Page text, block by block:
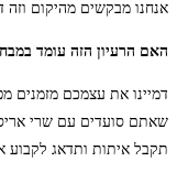
אנחנו מבקשים מהיקום
האם הרעיון הזה עומד
דמיינו את עצמכם מזמנים
שאתם סועדים עם שרי
תקבל איתות ותדאג לקבוע